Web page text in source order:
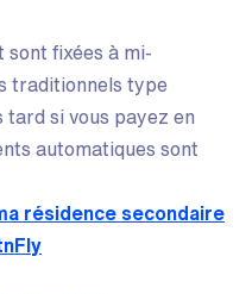
sont fixées à mi-
traditionnels type
tard si vous payez en
automatiques sont
résidence secondaire